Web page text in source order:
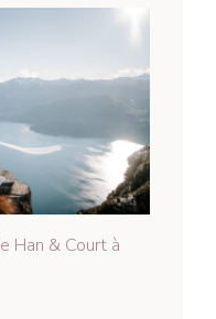
Han & Court à